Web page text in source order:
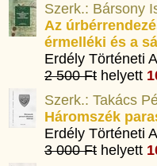
Szerk.: Bársony
Az
érmelléki és a
Erdély Történeti
2 500 Ft helyett
Szerk.: Takács
Háromszék
Erdély Történeti
3 000 Ft helyett